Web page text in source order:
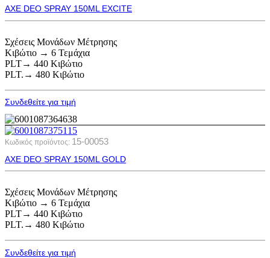
AXE DEO SPRAY 150ML EXCITE
Σχέσεις Μονάδων Μέτρησης
Κιβώτιο → 6 Τεμάχια
PLT→ 440 Κιβώτιο
PLT.→ 480 Κιβώτιο
Συνδεθείτε για τιμή
Κωδικός προϊόντος: 15-00053
AXE DEO SPRAY 150ML GOLD
Σχέσεις Μονάδων Μέτρησης
Κιβώτιο → 6 Τεμάχια
PLT→ 440 Κιβώτιο
PLT.→ 480 Κιβώτιο
Συνδεθείτε για τιμή